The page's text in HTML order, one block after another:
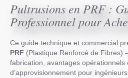
Pultrusions en PRF :
Professionnel pour
Ce guide technique et commercial
PRF (Plastique Renforcé de Fibres)
fabrication, avantages opérationnels
d’approvisionnement pour